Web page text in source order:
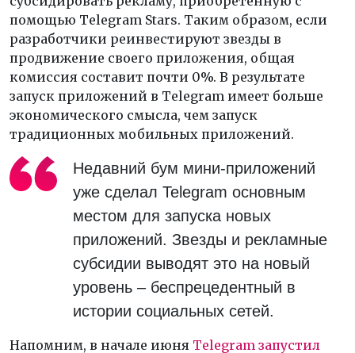
помощью Telegram Stars. Таким образом, если
разработчики реинвестируют звезды в
продвижение своего приложения, общая
комиссия составит почти 0%. В результате
запуск приложений в Telegram имеет больше
экономического смысла, чем запуск
традиционных мобильных приложений.
Недавний бум мини-приложений
уже сделал Telegram основным
местом для запуска новых
приложений. Звезды и рекламные
субсидии выводят это на новый
уровень – беспрецедентный в
истории социальных сетей.
Напомним, в начале июня Telegram запустил